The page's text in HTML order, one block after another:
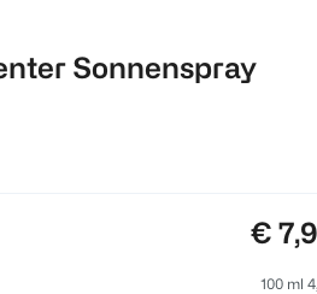
Sonnenspray
€
100 ml